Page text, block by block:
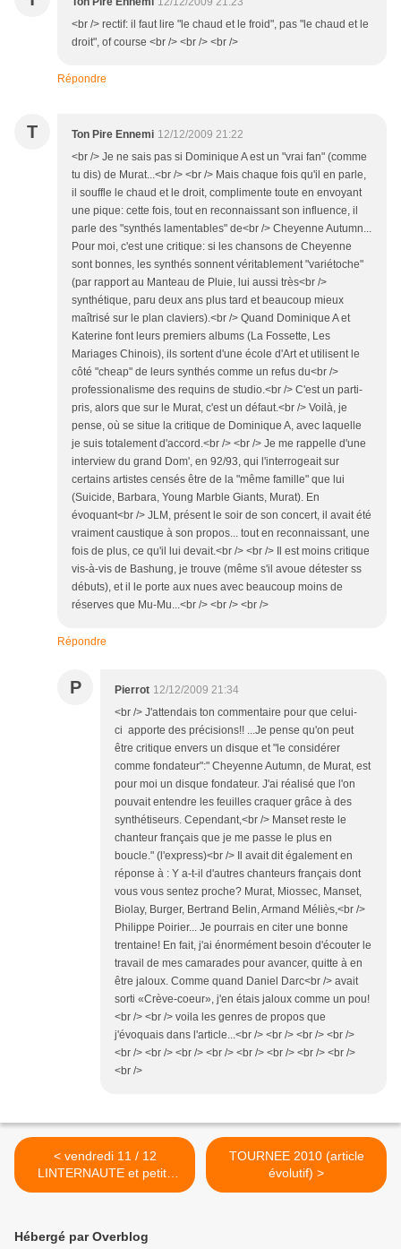
<br /> rectif: il faut lire "le chaud et le froid", pas "le chaud et le
droit", of course <br /> <br /> <br />
Répondre
T Ton Pire Ennemi 12/12/2009 21:22
<br /> Je ne sais pas si Dominique A est un "vrai fan" (comme
tu dis) de Murat...<br /> <br /> Mais chaque fois qu'il en parle,
il souffle le chaud et le droit, complimente toute en envoyant
une pique: cette fois, tout en reconnaissant son influence, il
parle des "synthés lamentables" de<br /> Cheyenne Autumn...
Pour moi, c'est une critique: si les chansons de Cheyenne
sont bonnes, les synthés sonnent véritablement "variétoche"
(par rapport au Manteau de Pluie, lui aussi très<br />
synthétique, paru deux ans plus tard et beaucoup mieux
maîtrisé sur le plan claviers).<br /> Quand Dominique A et
Katerine font leurs premiers albums (La Fossette, Les
Mariages Chinois), ils sortent d'une école d'Art et utilisent le
côté "cheap" de leurs synthés comme un refus du<br />
professionalisme des requins de studio.<br /> C'est un parti-
pris, alors que sur le Murat, c'est un défaut.<br /> Voilà, je
pense, où se situe la critique de Dominique A, avec laquelle
je suis totalement d'accord.<br /> <br /> Je me rappelle d'une
interview du grand Dom', en 92/93, qui l'interrogeait sur
certains artistes censés être de la "même famille" que lui
(Suicide, Barbara, Young Marble Giants, Murat). En
évoquant<br /> JLM, présent le soir de son concert, il avait été
vraiment caustique à son propos... tout en reconnaissant, une
fois de plus, ce qu'il lui devait.<br /> <br /> Il est moins critique
vis-à-vis de Bashung, je trouve (même s'il avoue détester ss
débuts), et il le porte aux nues avec beaucoup moins de
réserves que Mu-Mu...<br /> <br /> <br />
Répondre
P Pierrot 12/12/2009 21:34
<br /> J'attendais ton commentaire pour que celui-
ci apporte des précisions!! ...Je pense qu'on peut
être critique envers un disque et "le considérer
comme fondateur":" Cheyenne Autumn, de Murat, est
pour moi un disque fondateur. J'ai réalisé que l'on
pouvait entendre les feuilles craquer grâce à des
synthétiseurs. Cependant,<br /> Manset reste le
chanteur français que je me passe le plus en
boucle." (l'express)<br /> Il avait dit également en
réponse à : Y a-t-il d'autres chanteurs français dont
vous vous sentez proche? Murat, Miossec, Manset,
Biolay, Burger, Bertrand Belin, Armand Méliès,<br />
Philippe Poirier... Je pourrais en citer une bonne
trentaine! En fait, j'ai énormément besoin d'écouter le
travail de mes camarades pour avancer, quitte à en
être jaloux. Comme quand Daniel Darc<br /> avait
sorti «Crève-coeur», j'en étais jaloux comme un pou!
<br /> <br /> voila les genres de propos que
j'évoquais dans l'article...<br /> <br /> <br /> <br />
<br /> <br /> <br /> <br /> <br /> <br /> <br /> <br />
<br />
< vendredi 11 / 12
LINTERNAUTE et petits
liens
TOURNEE 2010 (article
évolutif) >
Hébergé par Overblog